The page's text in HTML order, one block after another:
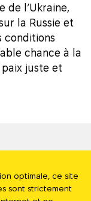
de l’Ukraine,
la Russie et
conditions
chance à la
juste et
optimale, ce site
sont strictement